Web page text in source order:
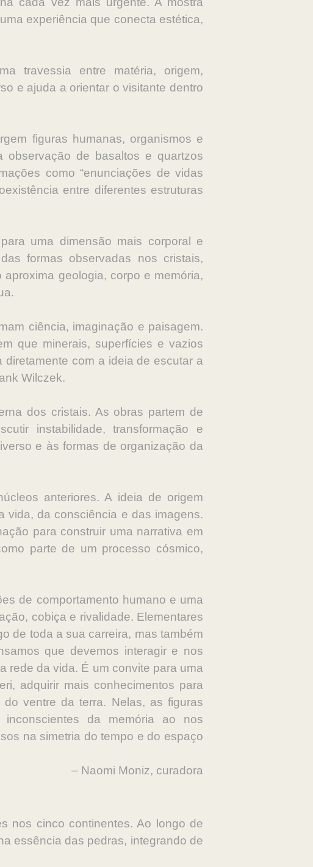
experiência que conecta estética,
travessia entre matéria, origem,
e ajuda a orientar o visitante dentro
figuras humanas, organismos e
observação de basaltos e quartzos
como “enunciações de vidas
entre diferentes estruturas
uma dimensão mais corporal e
formas observadas nos cristais,
geologia, corpo e memória,
ciência, imaginação e paisagem.
que minerais, superfícies e vazios
com a ideia de escutar a
Wilczek.
dos cristais. As obras partem de
instabilidade, transformação e
e às formas de organização da
anteriores. A ideia de origem
vida, da consciência e das imagens.
para construir uma narrativa em
parte de um processo cósmico,
de comportamento humano e uma
cobiça e rivalidade. Elementares
de toda a sua carreira, mas também
que devemos interagir e nos
rede da vida. É um convite para uma
adquirir mais conhecimentos para
ventre da terra. Nelas, as figuras
inconscientes da memória ao nos
na simetria do tempo e do espaço
– Naomi Moniz, curadora
nos cinco continentes. Ao longo de
essência das pedras, integrando de